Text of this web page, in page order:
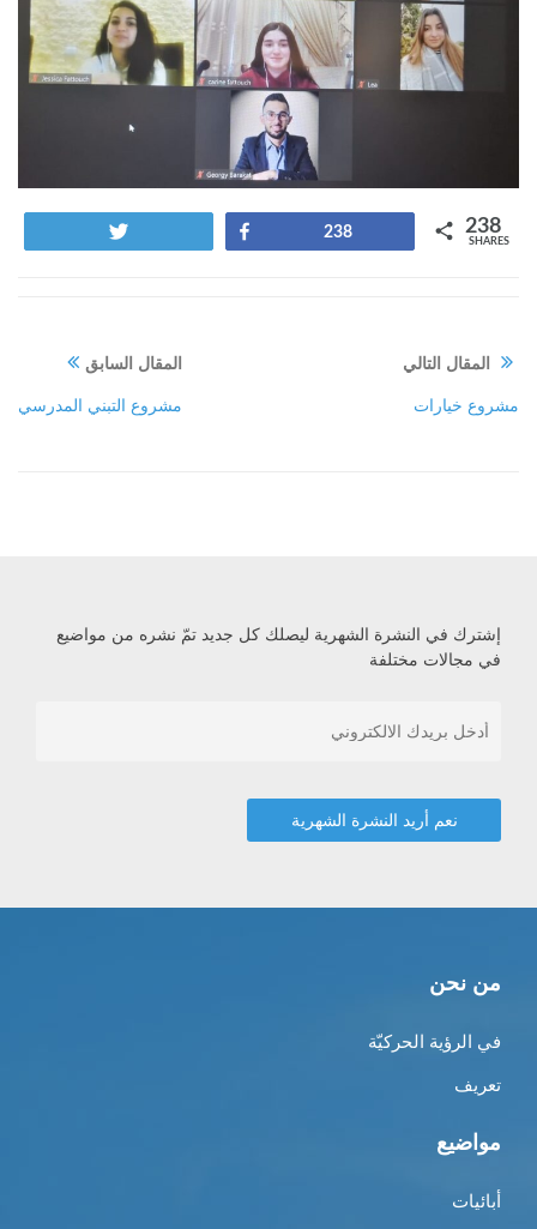
238 238
SHARES
المقال السابق
مشروع التبني المدرسي
المقال التالي
مشروع خيارات
إشترك في النشرة الشهرية ليصلك كل جديد تمّ نشره من مواضيع
في مجالات مختلفة
من نحن
في الرؤية الحركيّة
تعريف
مواضيع
أبائيات